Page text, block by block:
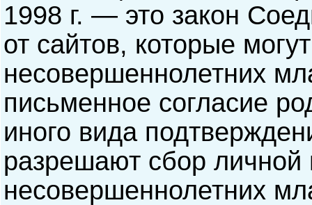
1998 г. — это закон
от сайтов, которые
несовершеннолетних
письменное согласие
иного вида
разрешают сбор
несовершеннолетних